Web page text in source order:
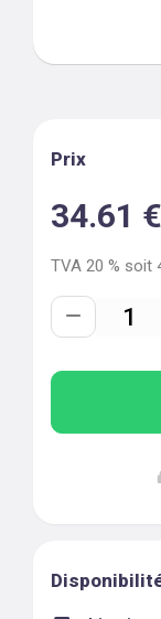
Prix
34.61 €
TVA 20 % soit